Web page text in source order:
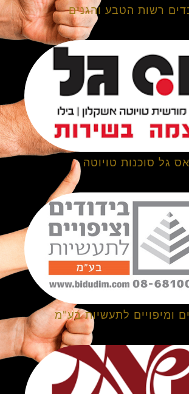
רשות הטבע והגנים
אס גל סוכנות טויוטה
ומיפויים לתעשיות בע"מ